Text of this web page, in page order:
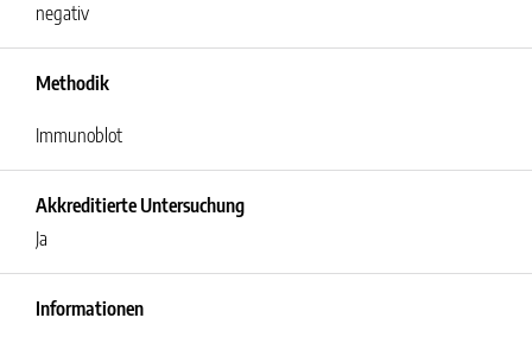
negativ
Methodik
Immunoblot
Akkreditierte Untersuchung
Ja
Informationen